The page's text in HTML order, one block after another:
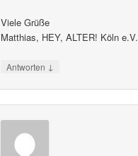
Viele Grüße
Matthias, HEY, ALTER! Köln e.V.
Antworten ↓